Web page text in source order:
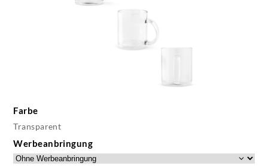
Farbe
Transparent
Werbeanbringung